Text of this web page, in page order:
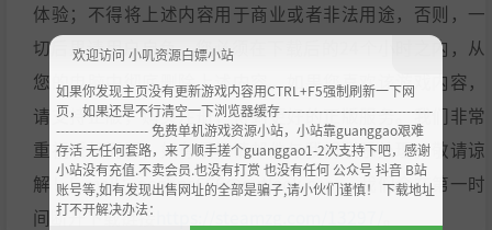
体验；不得将上述内容用于商业或者非法用途，否则，一
切后果请用户自负。您必须在下载后的24个小时之内，从
您的电脑中彻底删除上述内容。如果您喜欢该游戏内容，
请支持正版，购买注册，得到更好的正版服务。我们非常
重视版权问题，如有侵权请邮件与我们联系处理。敬请谅
解！E-mail：acgbns666@outlook.com，我们会在第一时
间断开下载链接
欢迎访问 小叽资源白嫖小站
如果你发现主页没有更新游戏内容用CTRL+F5强制刷新一下网
页，如果还是不行清空一下浏览器缓存 ----------------------------------
--------------------- 免费单机游戏资源小站，小站靠guanggao艰难
存活 无任何套路，来了顺手搓个guanggao1-2次支持下吧，感谢
小站没有充值.不卖会员.也没有打赏 也没有任何 公众号 抖音 B站
账号等,如有发现出售网址的全部是骗子,请小伙们谨慎！ 下载地址
打不开解决办法：